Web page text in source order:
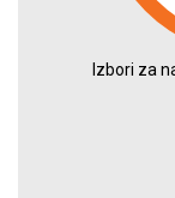
Izbori za